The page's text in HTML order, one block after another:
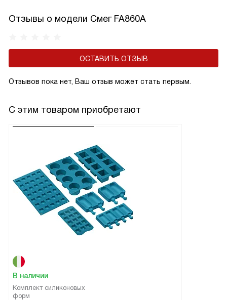
Отзывы о модели Смег FA860A
ОСТАВИТЬ ОТЗЫВ
Отзывов пока нет, Ваш отзыв может стать первым.
С этим товаром приобретают
В наличии
Комплект силиконовых
форм